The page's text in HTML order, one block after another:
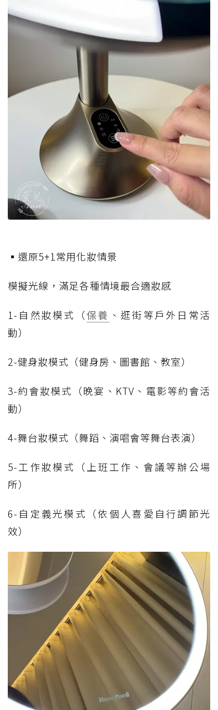
▪️還原5+1常用化妝情景
模擬光線，滿足各種情境最合適妝感
1-自然妝模式（保養 、逛街等戶外日常活
動）
2-健身妝模式（健身房、圖書館、教室）
3-約會妝模式（晚宴、KTV、電影等約會活
動）
4-舞台妝模式（舞蹈、演唱會等舞台表演）
5-工作妝模式（上班工作、會議等辦公場
所）
6-自定義光模式（依個人喜愛自行調節光
效）